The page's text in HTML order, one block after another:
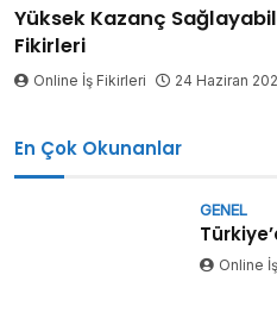
Yüksek Kazanç
Fikirleri
Online İş Fikirleri 24 Haziran
En Çok Okunanlar
GENEL
Online